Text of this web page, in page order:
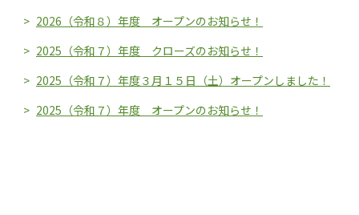
2026（令和８）年度 オープンのお知らせ！
2025（令和７）年度 クローズのお知らせ！
2025（令和７）年度３月１５日（土）オープンしました！
2025（令和７）年度 オープンのお知らせ！